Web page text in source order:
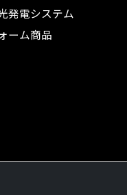
発電システム
ーム商品